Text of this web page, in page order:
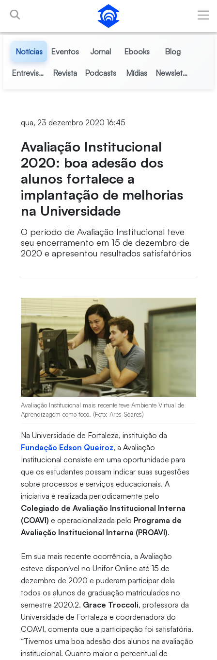
Pular para o Conteúdo principal
Notícias Eventos Jornal Ebooks Blog
Entrevistas Revista Podcasts Mídias Newsletter
qua, 23 dezembro 2020 16:45
Avaliação Institucional
2020: boa adesão dos
alunos fortalece a
implantação de melhorias
na Universidade
O período de Avaliação Institucional teve
seu encerramento em 15 de dezembro de
2020 e apresentou resultados satisfatórios
Avaliação Institucional mais recente teve Ambiente Virtual de
Aprendizagem como foco. (Foto: Ares Soares)
Na Universidade de Fortaleza, instituição da
Fundação Edson Queiroz, a Avaliação
Institucional consiste em uma oportunidade para
que os estudantes possam indicar suas sugestões
sobre processos e serviços educacionais. A
iniciativa é realizada periodicamente pelo
Colegiado de Avaliação Institucional Interna
(COAVI) e operacionalizada pelo Programa de
Avaliação Institucional Interna (PROAVI).
Em sua mais recente ocorrência, a Avaliação
esteve disponível no Unifor Online até 15 de
dezembro de 2020 e puderam participar dela
todos os alunos de graduação matriculados no
semestre 2020.2. Grace Troccoli, professora da
Universidade de Fortaleza e coordenadora do
COAVI, comenta que a participação foi satisfatória.
“Tivemos uma boa adesão dos alunos na avaliação
institucional. Quanto maior o percentual de